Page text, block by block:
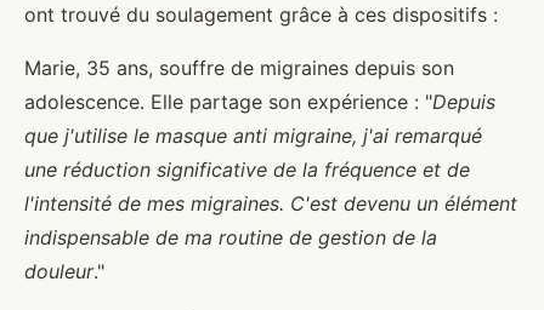
ont trouvé du soulagement grâce à ces dispositifs :
Marie, 35 ans, souffre de migraines depuis son
adolescence. Elle partage son expérience : "Depuis
que j'utilise le masque anti migraine, j'ai remarqué
une réduction significative de la fréquence et de
l'intensité de mes migraines. C'est devenu un élément
indispensable de ma routine de gestion de la
douleur."